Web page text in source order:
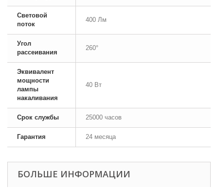
Световой
поток
400 Лм
Угол
рассеивания
260°
Эквивалент
мощности
лампы
накаливания
40 Вт
Срок службы 25000 часов
Гарантия 24 месяца
БОЛЬШЕ ИНФОРМАЦИИ